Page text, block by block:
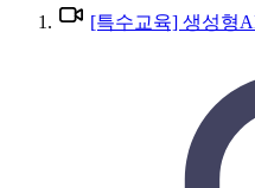
[특수교육] 생성형